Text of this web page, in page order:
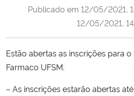
Ministério da Cidadania
Ministério da Ciência, Tecnologia, Inovações e
Publicado em 12/05/2021,
12/05/2021,
Estão abertas as inscrições para o
Farmaco UFSM.
– As inscrições estarão abertas